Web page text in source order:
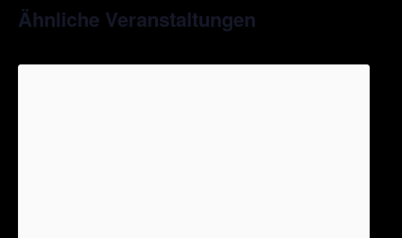
Ähnliche Veranstaltungen